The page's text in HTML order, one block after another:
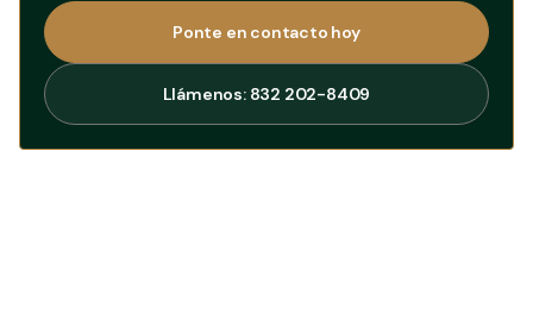
Ponte en contacto hoy
Llámenos: 832 202-8409